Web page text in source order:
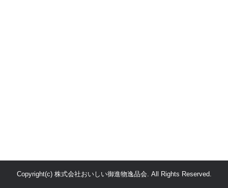
Copyright(c) 株式会社おいしい御進物逸品会. All Rights Reserved.